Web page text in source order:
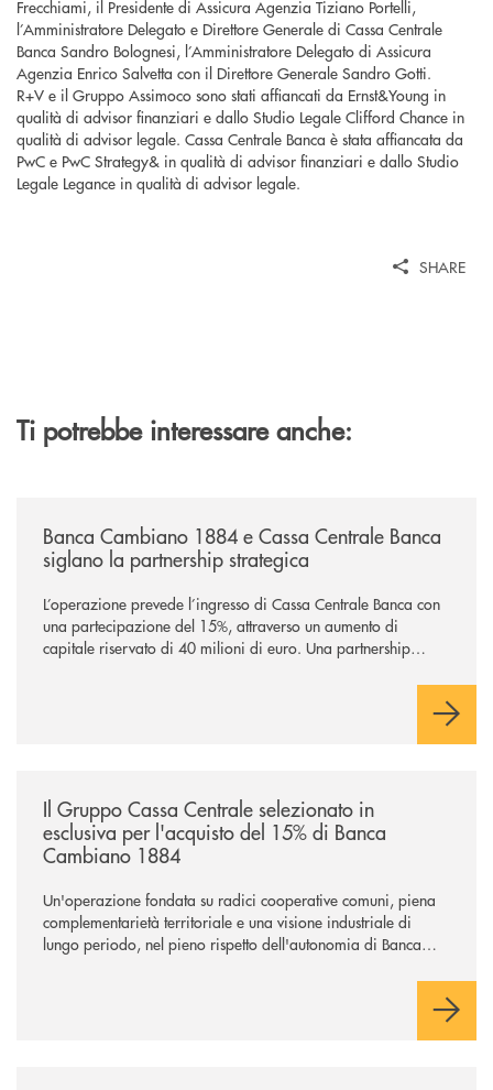
Frecchiami, il Presidente di Assicura Agenzia Tiziano Portelli,
l’Amministratore Delegato e Direttore Generale di Cassa Centrale
Banca Sandro Bolognesi, l’Amministratore Delegato di Assicura
Agenzia Enrico Salvetta con il Direttore Generale Sandro Gotti.
R+V e il Gruppo Assimoco sono stati affiancati da Ernst&Young in
qualità di advisor finanziari e dallo Studio Legale Clifford Chance in
qualità di advisor legale. Cassa Centrale Banca è stata affiancata da
PwC e PwC Strategy& in qualità di advisor finanziari e dallo Studio
Legale Legance in qualità di advisor legale.
SHARE
Ti potrebbe interessare anche:
Banca Cambiano 1884 e Cassa Centrale Banca
siglano la partnership strategica
L’operazione prevede l’ingresso di Cassa Centrale Banca con
una partecipazione del 15%, attraverso un aumento di
capitale riservato di 40 milioni di euro. Una partnership
comuni e sulla prossimità ai territori, per ampliare l’offerta e
Il Gruppo Cassa Centrale selezionato in
esclusiva per l'acquisto del 15% di Banca
Cambiano 1884
Un'operazione fondata su radici cooperative comuni, piena
complementarietà territoriale e una visione industriale di
lungo periodo, nel pieno rispetto dell'autonomia di Banca
negoziazione esclusiva per la finalizzazione dell’operazione.